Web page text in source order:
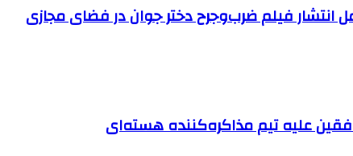
انتشار فیلم ضرب‌وجرح دختر جوان در فضای مجازی
علیه تیم‌ مذاکره‌کننده هسته‌ای